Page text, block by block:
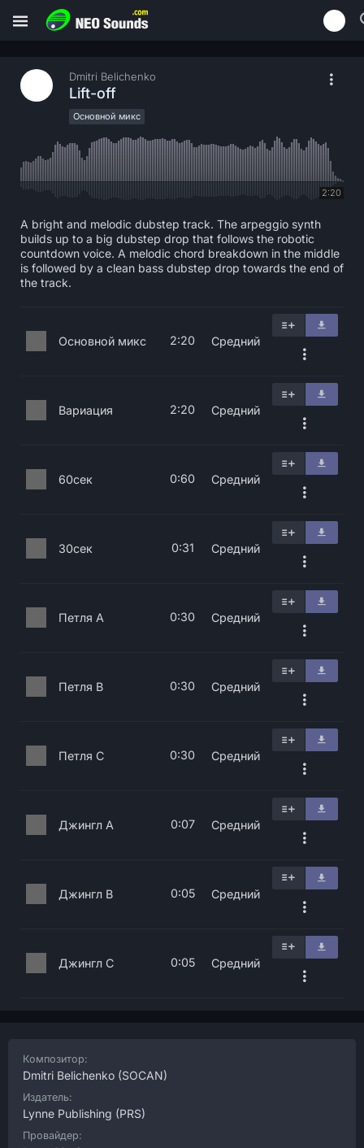
Dmitri Belichenko
Lift-off
Основной микс
2:20
A bright and melodic dubstep track. The arpeggio synth
builds up to a big dubstep drop that follows the robotic
countdown voice. A melodic chord breakdown in the middle
is followed by a clean bass dubstep drop towards the end of
the track.
Основной микс 2:20 Средний
Вариация 2:20 Средний
60сек 0:60 Средний
30сек 0:31 Средний
Петля A 0:30 Средний
Петля B 0:30 Средний
Петля C 0:30 Средний
Джингл A 0:07 Средний
Джингл B 0:05 Средний
Джингл C 0:05 Средний
Композитор:
Dmitri Belichenko (SOCAN)
Издатель:
Lynne Publishing (PRS)
Провайдер: